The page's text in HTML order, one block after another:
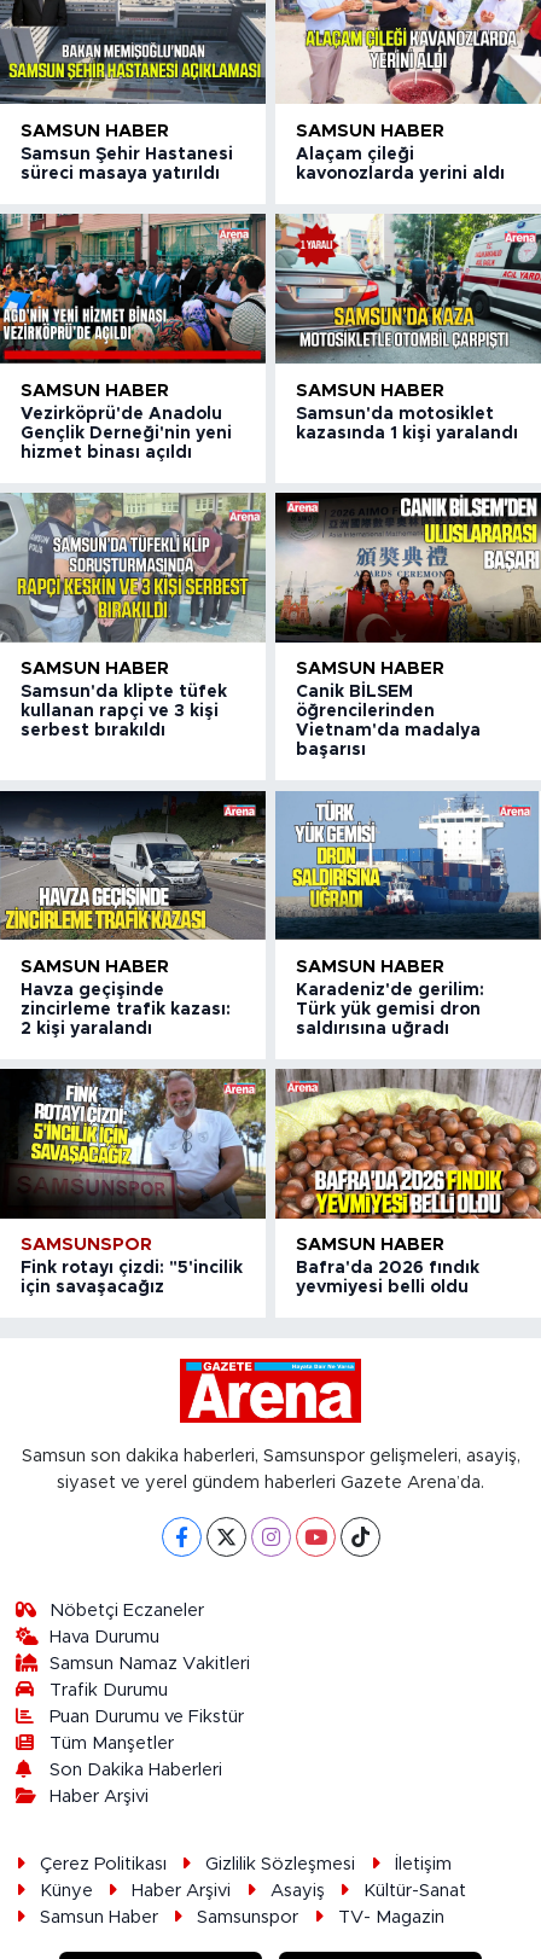
SAMSUN HABER
Samsun Şehir Hastanesi
süreci masaya yatırıldı
SAMSUN HABER
Alaçam çileği
kavonozlarda yerini aldı
SAMSUN HABER
Vezirköprü'de Anadolu
Gençlik Derneği'nin yeni
hizmet binası açıldı
SAMSUN HABER
Samsun'da motosiklet
kazasında 1 kişi yaralandı
SAMSUN HABER
Samsun'da klipte tüfek
kullanan rapçi ve 3 kişi
serbest bırakıldı
SAMSUN HABER
Canik BİLSEM
öğrencilerinden
Vietnam'da madalya
başarısı
SAMSUN HABER
Havza geçişinde
zincirleme trafik kazası:
2 kişi yaralandı
SAMSUN HABER
Karadeniz'de gerilim:
Türk yük gemisi dron
saldırısına uğradı
SAMSUNSPOR
Fink rotayı çizdi: "5'incilik
için savaşacağız
SAMSUN HABER
Bafra'da 2026 fındık
yevmiyesi belli oldu
Samsun son dakika haberleri, Samsunspor gelişmeleri, asayiş,
siyaset ve yerel gündem haberleri Gazete Arena’da.
Nöbetçi Eczaneler
Hava Durumu
Samsun Namaz Vakitleri
Trafik Durumu
Puan Durumu ve Fikstür
Tüm Manşetler
Son Dakika Haberleri
Haber Arşivi
Çerez Politikası Gizlilik Sözleşmesi
İletişim
Künye
Haber Arşivi Asayiş
Kültür-Sanat
Samsun Haber
Samsunspor TV- Magazin